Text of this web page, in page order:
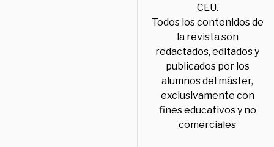
CEU.
Todos los contenidos de
la revista son
redactados, editados y
publicados por los
alumnos del máster,
exclusivamente con
fines educativos y no
comerciales